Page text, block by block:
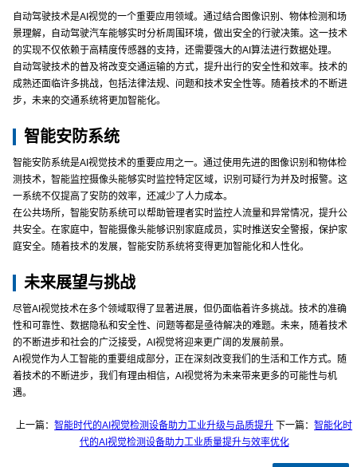
自动驾驶技术是AI视觉的一个重要应用领域。通过结合图像识别、物体检测和场
景理解，自动驾驶汽车能够实时分析周围环境，做出安全的行驶决策。这一技术
的实现不仅依赖于高精度传感器的支持，还需要强大的AI算法进行数据处理。
自动驾驶技术的普及将改变交通运输的方式，提升出行的安全性和效率。技术的
成熟还面临许多挑战，包括法律法规、问题和技术安全性等。随着技术的不断进
步，未来的交通系统将更加智能化。
智能安防系统
智能安防系统是AI视觉技术的重要应用之一。通过使用先进的图像识别和物体检
测技术，智能监控摄像头能够实时监控特定区域，识别可疑行为并及时报警。这
一系统不仅提高了安防的效率，还减少了人力成本。
在公共场所，智能安防系统可以帮助管理者实时监控人流量和异常情况，提升公
共安全。在家庭中，智能摄像头能够识别家庭成员，实时推送安全警报，保护家
庭安全。随着技术的发展，智能安防系统将变得更加智能化和人性化。
未来展望与挑战
尽管AI视觉技术在多个领域取得了显著进展，但仍面临着许多挑战。技术的准确
性和可靠性、数据隐私和安全性、问题等都是亟待解决的难题。未来，随着技术
的不断进步和社会的广泛接受，AI视觉将迎来更广阔的发展前景。
AI视觉作为人工智能的重要组成部分，正在深刻改变我们的生活和工作方式。随
着技术的不断进步，我们有理由相信，AI视觉将为未来带来更多的可能性与机
遇。
上一篇：智能时代的AI视觉检测设备助力工业升级与品质提升 下一篇：智能化时
代的AI视觉检测设备助力工业质量提升与效率优化